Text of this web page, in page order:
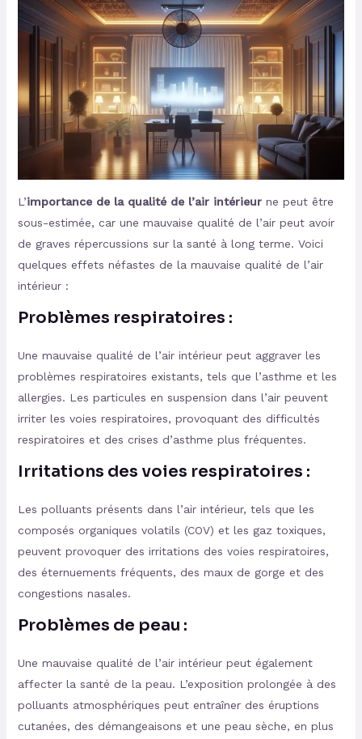
L’importance de la qualité de l’air intérieurne peut être
sous-estimée, car une mauvaise qualité de l’air peut avoir
de graves répercussions sur la santé à long terme. Voici
quelques effets néfastes de la mauvaise qualité de l’air
intérieur :
Problèmes respiratoires :
Une mauvaise qualité de l’air intérieur peut aggraver les
problèmes respiratoires existants, tels que l’asthme et les
allergies. Les particules en suspension dans l’air peuvent
irriter les voies respiratoires, provoquant des difficultés
respiratoires et des crises d’asthme plus fréquentes.
Irritations des voies respiratoires :
Les polluants présents dans l’air intérieur, tels que les
composés organiques volatils (COV) et les gaz toxiques,
peuvent provoquer des irritations des voies respiratoires,
des éternuements fréquents, des maux de gorge et des
congestions nasales.
Problèmes de peau :
Une mauvaise qualité de l’air intérieur peut également
affecter la santé de la peau. L’exposition prolongée à des
polluants atmosphériques peut entraîner des éruptions
cutanées, des démangeaisons et une peau sèche, en plus